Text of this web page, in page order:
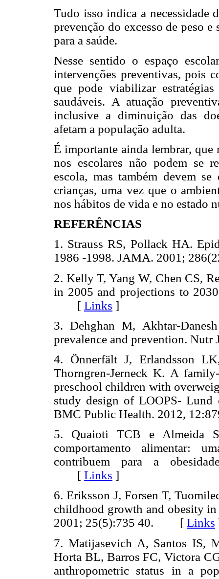
Tudo isso indica a necessidade
prevenção do excesso de peso
para a saúde.
Nesse sentido o espaço
intervenções preventivas, pois
que pode viabilizar
saudáveis. A atuação
inclusive a diminuição das
afetam a população adulta.
É importante ainda lembrar, que
nos escolares não podem se
escola, mas também devem
crianças, uma vez que o
nos hábitos de vida e no estado
REFERÊNCIAS
1. Strauss RS, Pollack HA.
1986 -1998. JAMA. 2001;
2. Kelly T, Yang W, Chen CS,
in 2005 and projections to
[ Links ]
3. Dehghan M, Akhtar-
prevalence and prevention.
4. Önnerfält J, Erlandsson
Thorngren-Jerneck K. A
preschool children with
study design of LOOPS- Lund
BMC Public Health. 2012,
5. Quaioti TCB e Almeida
comportamento alimentar:
contribuem para a
[ Links ]
6. Eriksson J, Forsen T,
childhood growth and obesity
2001; 25(5):735 40. [ Links
7. Matijasevich A, Santos IS,
Horta BL, Barros FC, Victora
anthropometric status in a